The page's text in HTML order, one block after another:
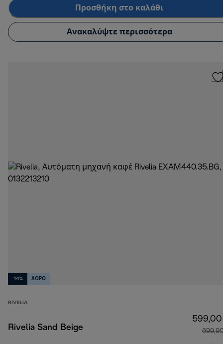
Προσθήκη στο καλάθι
Ανακαλύψτε περισσότερα
-14% ΔΩΡΟ
RIVELIA
Rivelia Sand Beige